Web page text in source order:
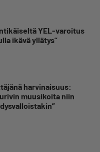
YEL-varoitus
ikävä yllätys”
harvinaisuus:
muusikoita niin